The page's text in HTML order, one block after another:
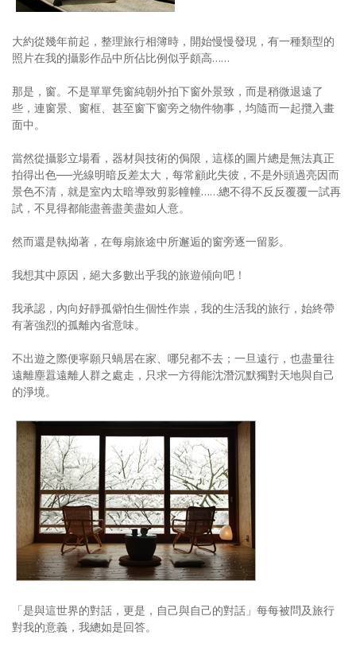
歷史區
關於Yilan
活動實況記錄
合作與代言
訂閱電子報
大約從幾年前起，整理旅行相簿時，開始慢慢發現，有一種類型的
照片在我的攝影作品中所佔比例似乎頗高……
那是，窗。不是單單凭窗純朝外拍下窗外景致，而是稍微退遠了
些，連窗景、窗框、甚至窗下窗旁之物件物事，均隨而一起攬入畫
面中。
當然從攝影立場看，器材與技術的侷限，這樣的圖片總是無法真正
拍得出色──光線明暗反差太大，每常顧此失彼，不是外頭過亮因而
景色不清，就是室內太暗導致剪影幢幢……總不得不反反覆覆一試再
試，不見得都能盡善盡美盡如人意。
然而還是執拗著，在每扇旅途中所邂逅的窗旁逐一留影。
我想其中原因，絕大多數出乎我的旅遊傾向吧！
我承認，內向好靜孤僻怕生個性作祟，我的生活我的旅行，始終帶
有著強烈的孤離內省意味。
不出遊之際便寧願只蝸居在家、哪兒都不去；一旦遠行，也盡量往
遠離塵囂遠離人群之處走，只求一方得能沈潛沉默獨對天地與自己
的淨境。
「是與這世界的對話，更是，自己與自己的對話」每每被問及旅行
對我的意義，我總如是回答。